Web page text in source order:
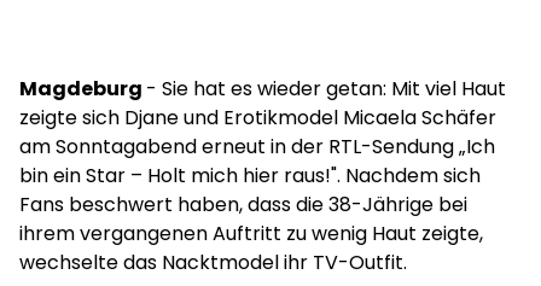
Magdeburg - Sie hat es wieder getan: Mit viel Haut
zeigte sich Djane und Erotikmodel Micaela Schäfer
am Sonntagabend erneut in der RTL-Sendung „Ich
bin ein Star – Holt mich hier raus!". Nachdem sich
Fans beschwert haben, dass die 38-Jährige bei
ihrem vergangenen Auftritt zu wenig Haut zeigte,
wechselte das Nacktmodel ihr TV-Outfit.